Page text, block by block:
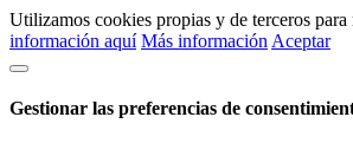
Utilizamos cookies propias y de terceros
información aquí Más información Aceptar
Gestionar las preferencias de